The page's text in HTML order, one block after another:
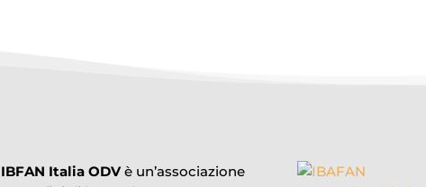
IBFAN Italia ODVè un’associazione